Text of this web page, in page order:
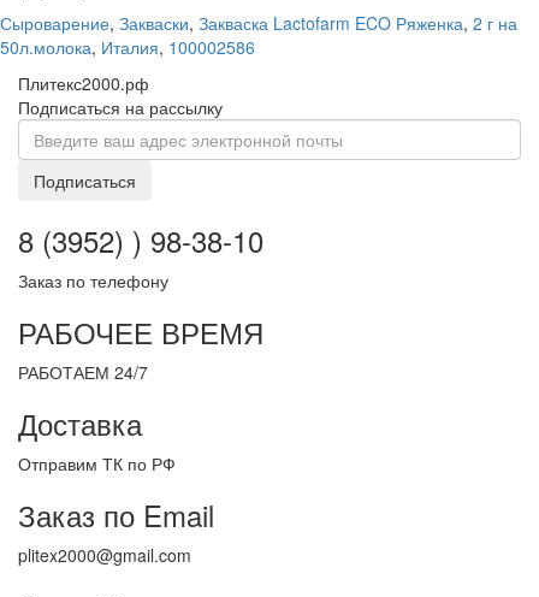
Сыроварение, Закваски, Закваска Lactofarm ECO Ряженка, 2 г на
50л.молока, Италия, 100002586
Плитекс2000.рф
Подписаться на рассылку
Подписаться
8 (3952) ) 98-38-10
Заказ по телефону
РАБОЧЕЕ ВРЕМЯ
РАБОТАЕМ 24/7
Доставка
Отправим ТК по РФ
Заказ по Email
plitex2000@gmail.com